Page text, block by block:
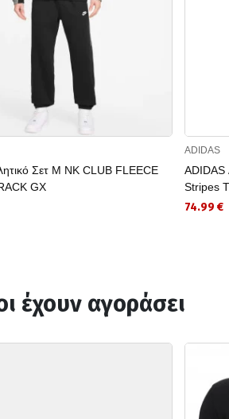
Σετ M NK CLUB FLEECE
GX
ADIDAS
ADIDAS
Stripes
74.99 €
έχουν αγοράσει